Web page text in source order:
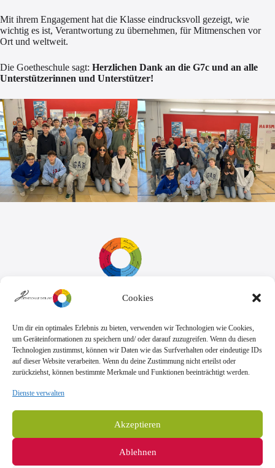
Cookies
Um dir ein optimales Erlebnis zu bieten, verwenden wir Technologien wie Cookies,
um Geräteinformationen zu speichern und/ oder darauf zuzugreifen. Wenn du diesen
Technologien zustimmst, können wir Daten wie das Surfverhalten oder eindeutige IDs
auf dieser Website verarbeiten. Wenn du deine Zustimmung nicht erteilst oder
zurückziehst, können bestimmte Merkmale und Funktionen beeinträchtigt werden.
Dienste verwalten
Akzeptieren
Ablehnen
Mit ihrem Engagement hat die Klasse eindrucksvoll gezeigt, wie
wichtig es ist, Verantwortung zu übernehmen, für Mitmenschen vor
Ort und weltweit.
Die Goetheschule sagt: Herzlichen Dank an die G7c und an alle
Unterstützerinnen und Unterstützer!
Sekretariat:
Freitag: 7.45 Uhr bis 13.00 Uhr
E-Mail:
sekretariat@goethe.schule
Telefon
+49 6071 9888 0
Fax
+49 6071 9888 50
Anschrift
Goetheschule Dieburg
Kooperative Gesamtschule des Landkreises
Goethestraße 10-14, 64807 Dieburg